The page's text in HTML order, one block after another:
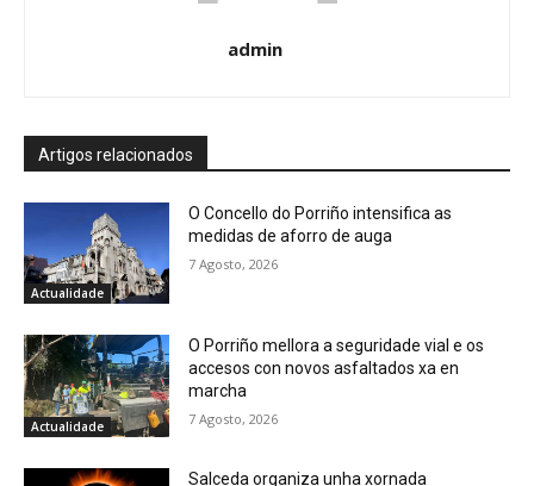
admin
Artigos relacionados
Actualidade
O Concello do Porriño intensifica as
medidas de aforro de auga
7 Agosto, 2026
Actualidade
O Porriño mellora a seguridade vial e os
accesos con novos asfaltados xa en
marcha
7 Agosto, 2026
Salceda organiza unha xornada